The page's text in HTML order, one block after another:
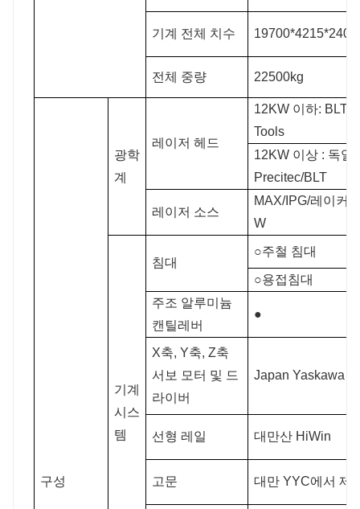
기계 전체 치수
전체 중량 22500kg
구성
광학
계
레이저 헤드
12KW 이하: BLT/
Tools
12KW 이상 : 독일
Precitec/BLT
레이저 소스
MAX/IPG/레이커
W
기계
시스
템
침대
○주철 침대
○용접침대
주조 알루미늄
캔틸레버
●
X축, Y축, Z축
서보 모터 및 드
라이버
Japan Yaskawa
선형 레일 대만산 HiWin
고문 대만 YYC에서 제